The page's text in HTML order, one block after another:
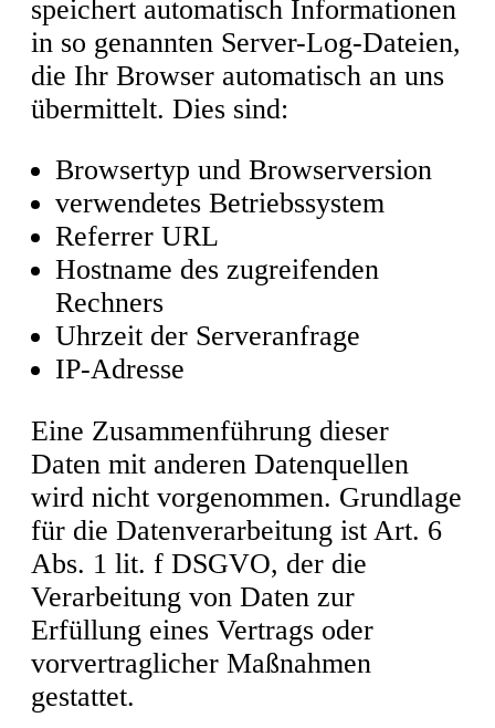
speichert automatisch Informationen
in so genannten Server-Log-Dateien,
die Ihr Browser automatisch an uns
übermittelt. Dies sind:
Browsertyp und Browserversion
verwendetes Betriebssystem
Referrer URL
Hostname des zugreifenden
Rechners
Uhrzeit der Serveranfrage
IP-Adresse
Eine Zusammenführung dieser
Daten mit anderen Datenquellen
wird nicht vorgenommen. Grundlage
für die Datenverarbeitung ist Art. 6
Abs. 1 lit. f DSGVO, der die
Verarbeitung von Daten zur
Erfüllung eines Vertrags oder
vorvertraglicher Maßnahmen
gestattet.